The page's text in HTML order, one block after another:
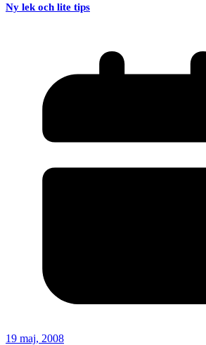
Ny lek och lite tips
19 maj, 2008